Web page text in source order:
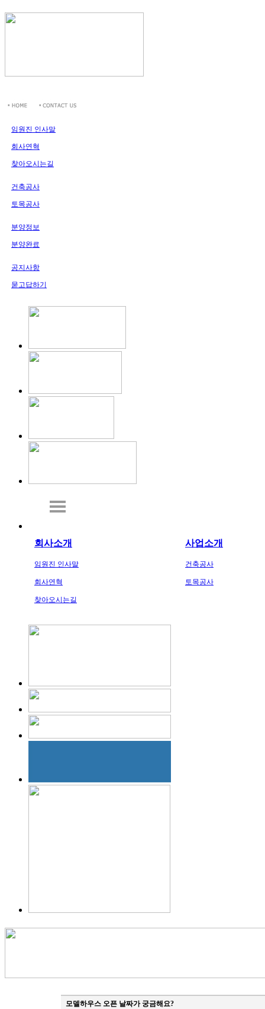
임원진 인사말
회사연혁
찾아오시는길
건축공사
토목공사
분양정보
분양완료
공지사항
묻고답하기
회사소개 사업소개
임원진 인사말
회사연혁
찾아오시는길
건축공사
토목공사
모델하우스 오픈 날짜가 궁금해요?